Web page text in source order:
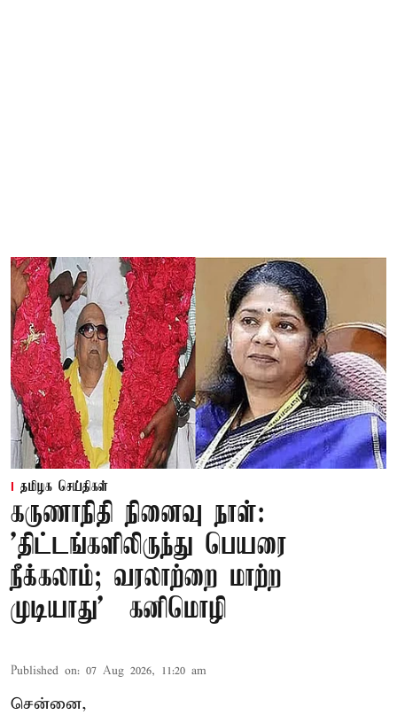
தமிழக செய்திகள்
கருணாநிதி நினைவு நாள்:
'திட்டங்களிலிருந்து பெயரை
நீக்கலாம்; வரலாற்றை மாற்ற
முடியாது' – கனிமொழி
Published on: 07 Aug 2026, 11:20 am
சென்னை,